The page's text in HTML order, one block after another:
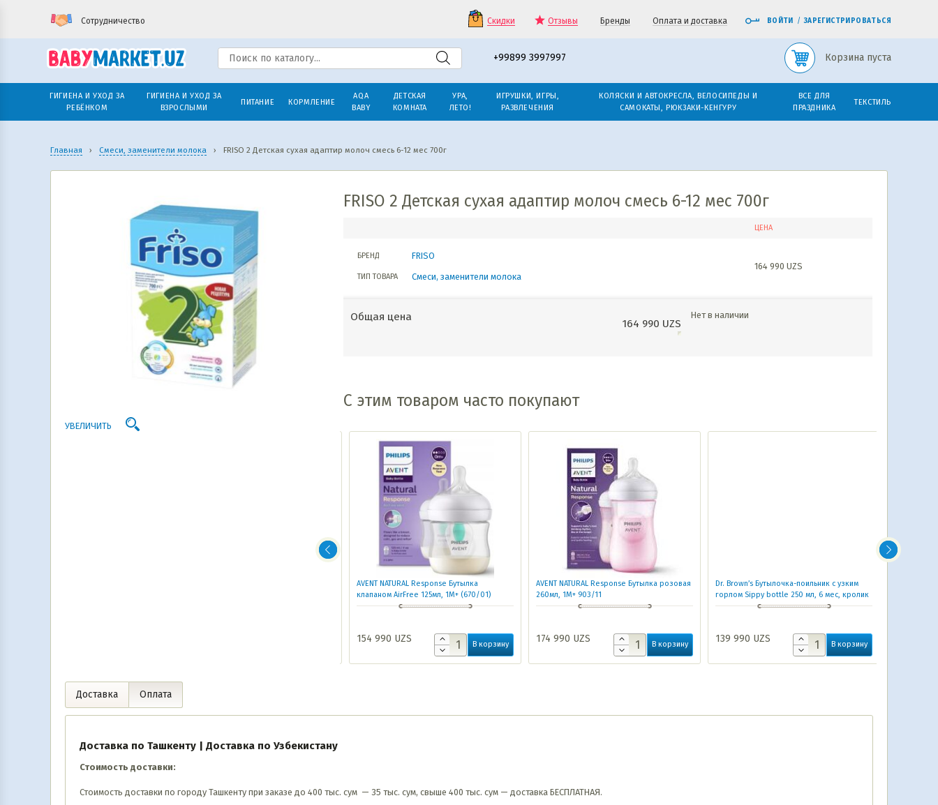
Сотрудничество Скидки Отзывы Бренды Оплата и доставка ВОЙТИ / ЗАРЕГИСТРИРОВАТЬСЯ
+99899 3997997 Корзина пуста
ГИГИЕНА И УХОД ЗА
РЕБЁНКОМ
ГИГИЕНА И УХОД ЗА
ВЗРОСЛЫМИ
ПИТАНИЕ КОРМЛЕНИЕ
AQA
BABY
ДЕТСКАЯ
КОМНАТА
УРА,
ЛЕТО!
ИГРУШКИ, ИГРЫ,
РАЗВЛЕЧЕНИЯ
КОЛЯСКИ И АВТОКРЕСЛА, ВЕЛОСИПЕДЫ И
САМОКАТЫ, РЮКЗАКИ-КЕНГУРУ
ВСЕ ДЛЯ
ПРАЗДНИКА
ТЕКСТИЛЬ
Главная › Смеси, заменители молока › FRISO 2 Детская сухая адаптир молоч смесь 6-12 мес 700г
УВЕЛИЧИТЬ
FRISO 2 Детская сухая адаптир молоч смесь 6-12 мес 700г
ЦЕНА
БРЕНД FRISO
ТИП ТОВАРА Смеси, заменители молока
164 990UZS
Общая цена
164 990 UZS
Нет в наличии
С этим товаром часто покупают
AVENT NATURAL Response Бутылка
клапаном AirFree 125мл, 1М+ (670/01)
154 990UZS В корзину
AVENT NATURAL Response Бутылка розовая
260мл, 1М+ 903/11
174 990UZS В корзину
Dr. Brown’s Бутылочка-поильник с узким
горлом Sippy bottle 250 мл, 6 мес, кролик
139 990UZS В корзину
Доставка Оплата
Доставка по Ташкенту | Доставка по Узбекистану
Стоимость доставки:
Стоимость доставки по городу Ташкенту при заказе до 400 тыс. сум — 35 тыс. сум, свыше 400 тыс. сум — доставка БЕСПЛАТНАЯ.